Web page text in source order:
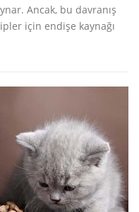
Ancak, bu davranış
için endişe kaynağı